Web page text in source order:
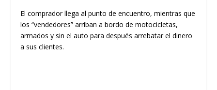
El comprador llega al punto de encuentro, mientras que
los “vendedores” arriban a bordo de motocicletas,
armados y sin el auto para después arrebatar el dinero
a sus clientes.